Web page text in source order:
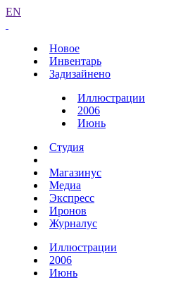
EN
Новое
Инвентарь
Задизайнено
Иллюстрации
2006
Июнь
Студия
Магазинус
Медиа
Экспресс
Иронов
Журналус
Иллюстрации
2006
Июнь